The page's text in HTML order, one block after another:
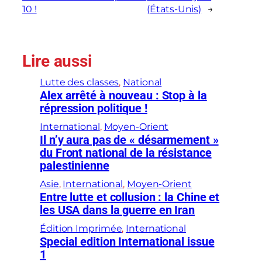
10 !
(États-Unis)
→
Lire aussi
Lutte des classes, National
Alex arrêté à nouveau : Stop à la
répression politique !
International, Moyen-Orient
Il n’y aura pas de « désarmement »
du Front national de la résistance
palestinienne
Asie, International, Moyen-Orient
Entre lutte et collusion : la Chine et
les USA dans la guerre en Iran
Édition Imprimée, International
Special edition International issue
1